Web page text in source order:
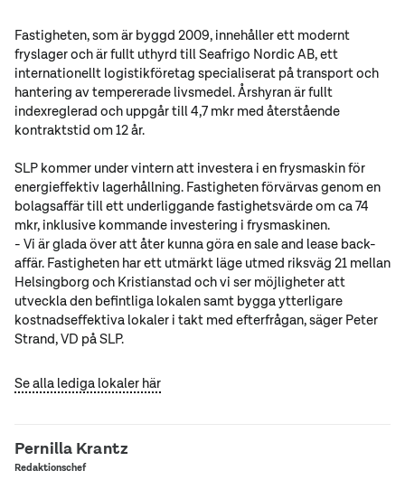
Fastigheten, som är byggd 2009, innehåller ett modernt
fryslager och är fullt uthyrd till Seafrigo Nordic AB, ett
internationellt logistikföretag specialiserat på transport och
hantering av tempererade livsmedel. Årshyran är fullt
indexreglerad och uppgår till 4,7 mkr med återstående
kontraktstid om 12 år.
SLP kommer under vintern att investera i en frysmaskin för
energieffektiv lagerhållning. Fastigheten förvärvas genom en
bolagsaffär till ett underliggande fastighetsvärde om ca 74
mkr, inklusive kommande investering i frysmaskinen.
- Vi är glada över att åter kunna göra en sale and lease back-
affär. Fastigheten har ett utmärkt läge utmed riksväg 21 mellan
Helsingborg och Kristianstad och vi ser möjligheter att
utveckla den befintliga lokalen samt bygga ytterligare
kostnadseffektiva lokaler i takt med efterfrågan, säger Peter
Strand, VD på SLP.
Se alla lediga lokaler här
Pernilla Krantz
Redaktionschef